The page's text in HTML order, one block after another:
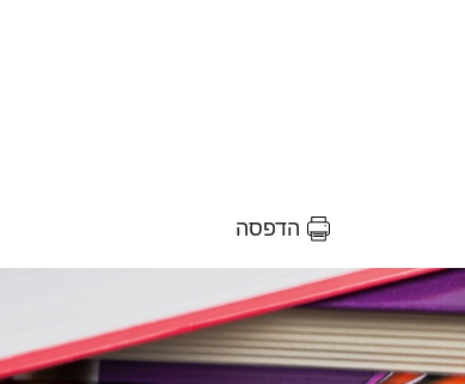
הדפסה